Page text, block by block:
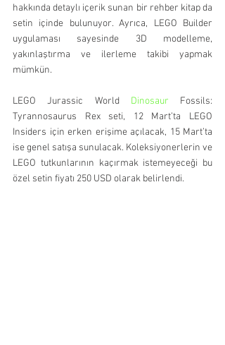
hakkında detaylı içerik sunan bir rehber kitap da
setin içinde bulunuyor. Ayrıca, LEGO Builder
uygulaması sayesinde 3D modelleme,
yakınlaştırma ve ilerleme takibi yapmak
mümkün.
LEGO Jurassic World Dinosaur Fossils:
Tyrannosaurus Rex seti, 12 Mart’ta LEGO
Insiders için erken erişime açılacak, 15 Mart’ta
ise genel satışa sunulacak. Koleksiyonerlerin ve
LEGO tutkunlarının kaçırmak istemeyeceği bu
özel setin fiyatı 250 USD olarak belirlendi.